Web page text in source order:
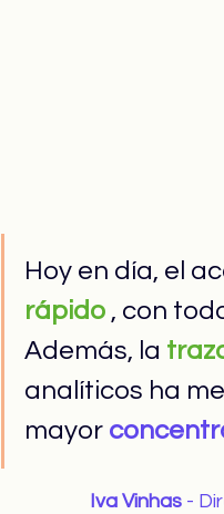
Hoy en día, el
rápido , con
Además, la
analíticos ha
mayor
Iva Vinhas -